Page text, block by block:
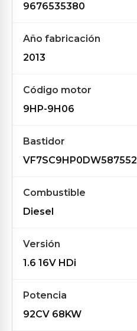
9676535380
Año fabricación
2013
Código motor
9HP-9H06
Bastidor
VF7SC9HP0DW587552
Combustible
Diesel
Versión
1.6 16V HDi
Potencia
92CV 68KW